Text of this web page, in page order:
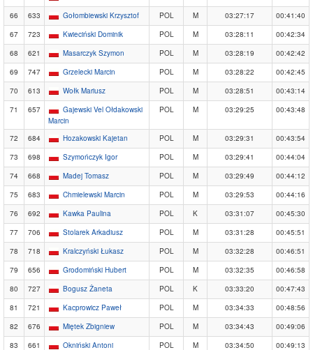
66
633 Gołombiewski Krzysztof POL M 03:27:17
00:41:40
67
723 Kwieciński Dominik POL M 03:28:11
00:42:34
68
621 Masarczyk Szymon POL M 03:28:19
00:42:42
69
747 Grzelecki Marcin POL M 03:28:22
00:42:45
70
613 Wołk Mariusz POL M 03:28:51
00:43:14
71
657
Gajewski Vel Ołdakowski
Marcin
POL M 03:29:25 00:43:48
72 684 Hozakowski Kajetan POL M 03:29:31
00:43:54
73
698 Szymończyk Igor POL M 03:29:41
00:44:04
74
668 Madej Tomasz POL M 03:29:49
00:44:12
75
683 Chmielewski Marcin POL M 03:29:53
00:44:16
76
692 Kawka Paulina POL K 03:31:07
00:45:30
77
706 Stolarek Arkadiusz POL M 03:31:28
00:45:51
78
718 Kralczyński Łukasz POL M 03:32:28
00:46:51
79
656 Grodomiński Hubert POL M 03:32:35
00:46:58
80
727 Bogusz Żaneta POL K 03:33:20
00:47:43
81
721 Kacprowicz Paweł POL M 03:34:33
00:48:56
82
676 Miętek Zbigniew POL M 03:34:43
00:49:06
83
661 Okniński Antoni POL M 03:34:50
00:49:13